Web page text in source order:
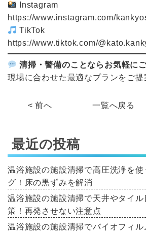
Instagram
https://www.instagram.com/
TikTok
https://www.tiktok.com/
清掃・警備のことならお気軽に
現場に合わせた最適なプランをご提
< 前へ 一覧へ戻る
最近の投稿
温浴施設の施設清掃で高圧洗浄を
グ！床の黒ずみを解消
温浴施設の施設清掃で天井やタイ
策！再発させない注意点
温浴施設の施設清掃でバイオフィ